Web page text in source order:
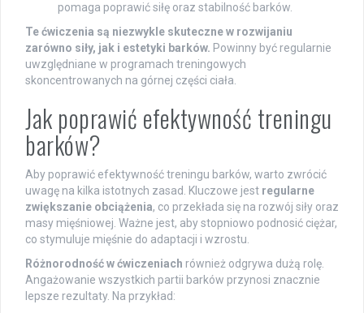
pomaga poprawić siłę oraz stabilność barków.
Te ćwiczenia są niezwykle skuteczne w rozwijaniu
zarówno siły, jak i estetyki barków. Powinny być regularnie
uwzględniane w programach treningowych
skoncentrowanych na górnej części ciała.
Jak poprawić efektywność treningu
barków?
Aby poprawić efektywność treningu barków, warto zwrócić
uwagę na kilka istotnych zasad. Kluczowe jest regularne
zwiększanie obciążenia, co przekłada się na rozwój siły oraz
masy mięśniowej. Ważne jest, aby stopniowo podnosić ciężar,
co stymuluje mięśnie do adaptacji i wzrostu.
Różnorodność w ćwiczeniach również odgrywa dużą rolę.
Angażowanie wszystkich partii barków przynosi znacznie
lepsze rezultaty. Na przykład: